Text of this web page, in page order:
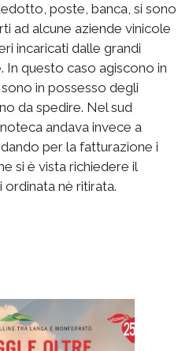
poste, banca, si sono
ad alcune aziende vinicole
incaricati dalle grandi
In questo caso agiscono in
in possesso degli
da spedire. Nel sud
andava invece a
per la fatturazione i
si è vista richiedere il
nè ritirata.